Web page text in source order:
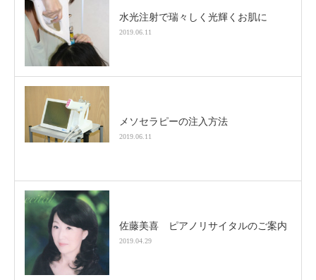
水光注射で瑞々しく光輝くお肌に
2019.06.11
メソセラピーの注入方法
2019.06.11
佐藤美喜 ピアノリサイタルのご案内
2019.04.29